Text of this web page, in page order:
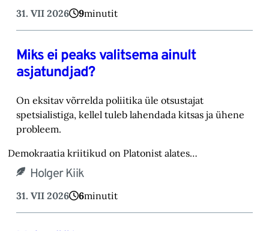
31. VII 2026 9minutit
Miks ei peaks valitsema ainult
asjatundjad?
On eksitav võrrelda poliitika üle otsustajat
spetsialistiga, kellel tuleb lahendada kitsas ja ühene
probleem.
Demokraatia kriitikud on Platonist alates…
Holger Kiik
31. VII 2026 6minutit